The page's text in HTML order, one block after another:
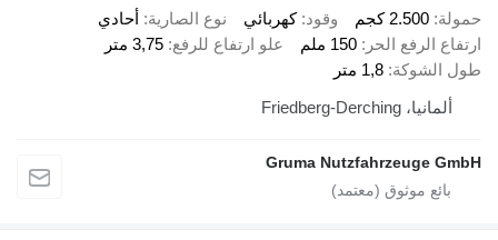
حمولة 2.500 كجم وقود كهربائي نوع الصارية أحادي
ارتفاع الرفع الحر
150 ملم علو ارتفاع للرفع 3,75 متر
طول الشوكة 1,8 متر
ألمانيا، Friedberg-Derching
Gruma Nutzfahrzeuge GmbH